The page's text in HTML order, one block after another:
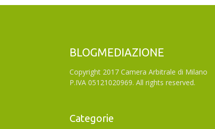
BLOGMEDIAZIONE
Copyright 2017 Camera Arbitrale di Milano
P.IVA 05121020969. All rights reserved.
Categorie